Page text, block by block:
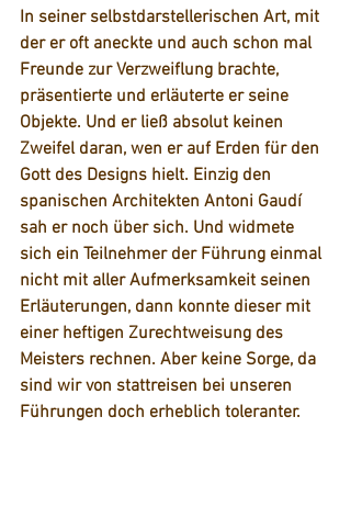
In seiner selbstdarstellerischen Art, mit
der er oft aneckte und auch schon mal
Freunde zur Verzweiflung brachte,
präsentierte und erläuterte er seine
Objekte. Und er ließ absolut keinen
Zweifel daran, wen er auf Erden für den
Gott des Designs hielt. Einzig den
spanischen Architekten Antoni Gaudí
sah er noch über sich. Und widmete
sich ein Teilnehmer der Führung einmal
nicht mit aller Aufmerksamkeit seinen
Erläuterungen, dann konnte dieser mit
einer heftigen Zurechtweisung des
Meisters rechnen. Aber keine Sorge, da
sind wir von stattreisen bei unseren
Führungen doch erheblich toleranter.